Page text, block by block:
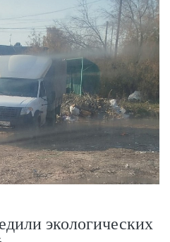
экологических